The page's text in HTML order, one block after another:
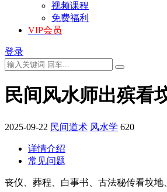
视频课程
免费福利
VIP会员
登录
民间风水师出殡看
2025-09-22 民间道术 风水学 620
详情介绍
常见问题
丧仪、葬程、白事书、古法秘传看坟地